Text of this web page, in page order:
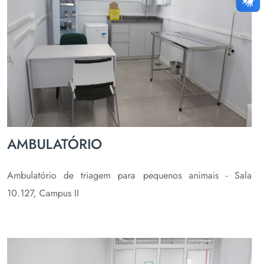
AMBULATÓRIO
Ambulatório de triagem para pequenos animais - Sala
10.127, Campus II